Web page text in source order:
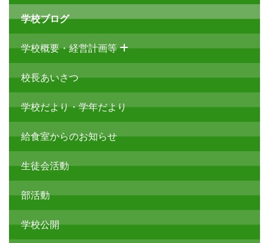
学校ブログ
学校概要・経営計画等
校長あいさつ
学校だより・学年だより
給食室からのお知らせ
生徒会活動
部活動
学校公開